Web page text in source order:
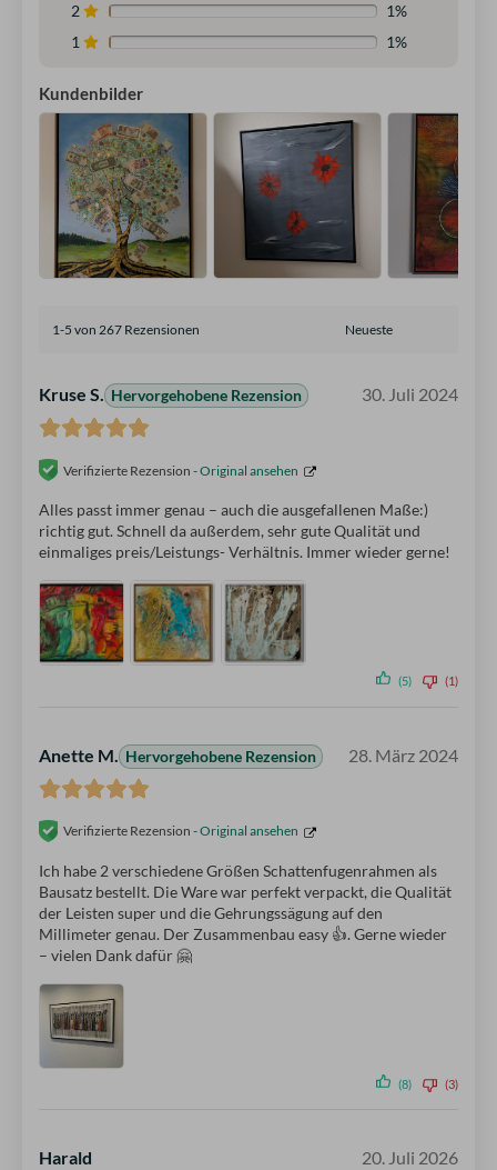
2
1%
1
1%
Kundenbilder
1-5 von 267 Rezensionen
Kruse S. Hervorgehobene Rezension 30. Juli 2024
Verifizierte Rezension -Original ansehen
Alles passt immer genau – auch die ausgefallenen Maße:)
richtig gut. Schnell da außerdem, sehr gute Qualität und
einmaliges preis/Leistungs- Verhältnis. Immer wieder gerne!
(5) (1)
Anette M. Hervorgehobene Rezension 28. März 2024
Verifizierte Rezension -Original ansehen
Ich habe 2 verschiedene Größen Schattenfugenrahmen als
Bausatz bestellt. Die Ware war perfekt verpackt, die Qualität
der Leisten super und die Gehrungssägung auf den
Millimeter genau. Der Zusammenbau easy 👍. Gerne wieder
– vielen Dank dafür 🤗
(8) (3)
Harald 20. Juli 2026